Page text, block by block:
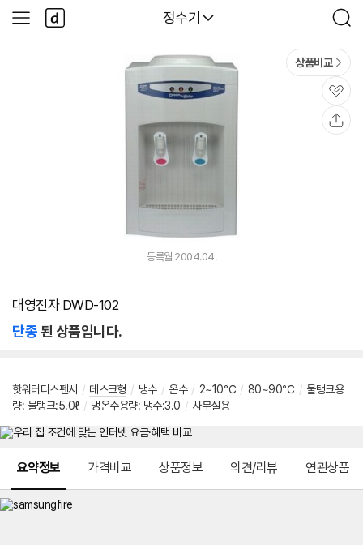
다나와
정수기
검
색
사
이
다
나
와
상품비교
관
심
등록월 2004.04.
대영전자 DWD-102
단종된 상품입니다.
핫워터디스펜서 / 데스크형 / 냉수 / 온수 / 2~10℃ / 80~90℃ / 물탱크용
량: 물탱크:5.0ℓ / 냉온수용량: 냉수:3.0 / 사무실용
요약정보 가격비교 상품정보 의견/리뷰 연관상품